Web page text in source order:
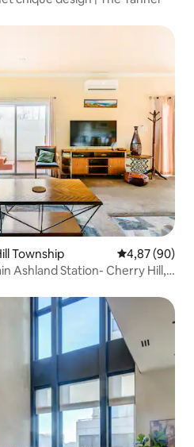
Township Gemiddelde
4,87 (90)
Ashland Station- Cherry Hill,